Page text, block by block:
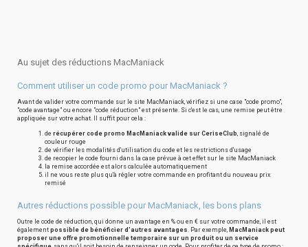
Au sujet des réductions MacManiack
Comment utiliser un code promo pour MacManiack ?
Avant de valider votre commande sur le site MacManiack, vérifiez si une case "code promo",
"code avantage" ou encore "code réduction" est présente. Si c'est le cas, une remise peut être
appliquée sur votre achat. Il suffit pour cela :
de récupérer code promo MacManiack valide sur CeriseClub, signalé de
couleur rouge
de vérifier les modalités d'utilisation du code et les restrictions d'usage
de recopier le code fourni dans la case prévue à cet effet sur le site MacManiack
la remise accordée est alors calculée automatiquement
il ne vous reste plus qu'à régler votre commande en profitant du nouveau prix
remisé
Autres réductions possible pour MacManiack, les bons plans
Outre le code de réduction, qui donne un avantage en % ou en € sur votre commande, il est
également possible de bénéficier d'autres avantages. Par exemple, MacManiack peut
proposer une offre promotionnelle temporaire sur un produit ou un service